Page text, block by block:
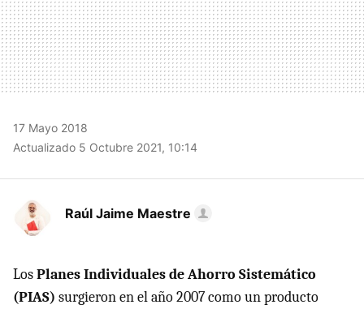
17 Mayo 2018
Actualizado 5 Octubre 2021, 10:14
Raúl Jaime Maestre
LosPlanes Individuales de Ahorro Sistemático
(PIAS) surgieron en el año 2007 como un producto